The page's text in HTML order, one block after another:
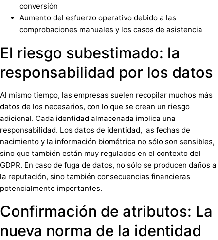
conversión
Aumento del esfuerzo operativo debido a las
comprobaciones manuales y los casos de asistencia
El riesgo subestimado: la
responsabilidad por los datos
Al mismo tiempo, las empresas suelen recopilar muchos más
datos de los necesarios, con lo que se crean un riesgo
adicional. Cada identidad almacenada implica una
responsabilidad. Los datos de identidad, las fechas de
nacimiento y la información biométrica no sólo son sensibles,
sino que también están muy regulados en el contexto del
GDPR. En caso de fuga de datos, no sólo se producen daños a
la reputación, sino también consecuencias financieras
potencialmente importantes.
Confirmación de atributos: La
nueva norma de la identidad